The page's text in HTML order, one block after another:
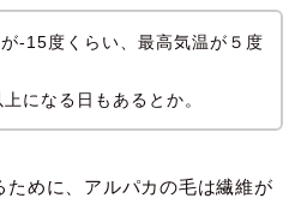
-15度くらい、最高気温が５度
になる日もあるとか。
ために、アルパカの毛は繊維が